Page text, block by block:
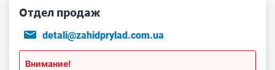
Отдел продаж
detali@zahidprylad.com.ua
Внимание!